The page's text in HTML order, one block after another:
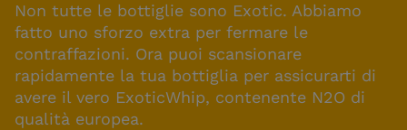
Non tutte le bottiglie sono Exotic. Abbiamo
fatto uno sforzo extra per fermare le
contraffazioni. Ora puoi scansionare
rapidamente la tua bottiglia per assicurarti di
avere il vero ExoticWhip, contenente N2O di
qualità europea.